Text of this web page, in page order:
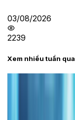
03/08/2026
2239
Xem nhiều tuần qua